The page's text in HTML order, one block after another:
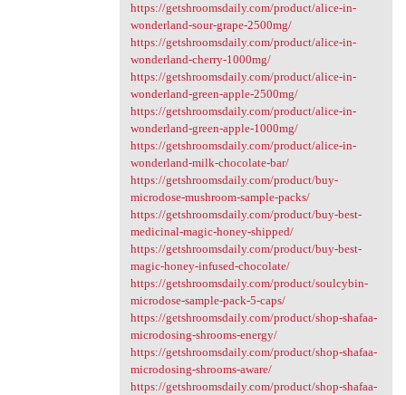
https://getshroomsdaily.com/product/alice-in-
wonderland-sour-grape-2500mg/
https://getshroomsdaily.com/product/alice-in-
wonderland-cherry-1000mg/
https://getshroomsdaily.com/product/alice-in-
wonderland-green-apple-2500mg/
https://getshroomsdaily.com/product/alice-in-
wonderland-green-apple-1000mg/
https://getshroomsdaily.com/product/alice-in-
wonderland-milk-chocolate-bar/
https://getshroomsdaily.com/product/buy-
microdose-mushroom-sample-packs/
https://getshroomsdaily.com/product/buy-best-
medicinal-magic-honey-shipped/
https://getshroomsdaily.com/product/buy-best-
magic-honey-infused-chocolate/
https://getshroomsdaily.com/product/soulcybin-
microdose-sample-pack-5-caps/
https://getshroomsdaily.com/product/shop-shafaa-
microdosing-shrooms-energy/
https://getshroomsdaily.com/product/shop-shafaa-
microdosing-shrooms-aware/
https://getshroomsdaily.com/product/shop-shafaa-